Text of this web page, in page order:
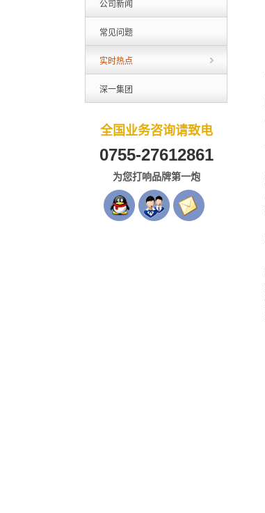
公司新闻
常见问题
实时热点
深一集团
全国业务咨询请致电
0755-27612861
为您打响品牌第一炮